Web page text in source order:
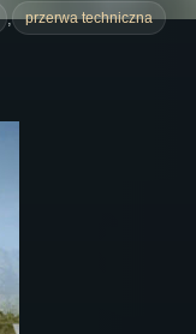
, przerwa techniczna